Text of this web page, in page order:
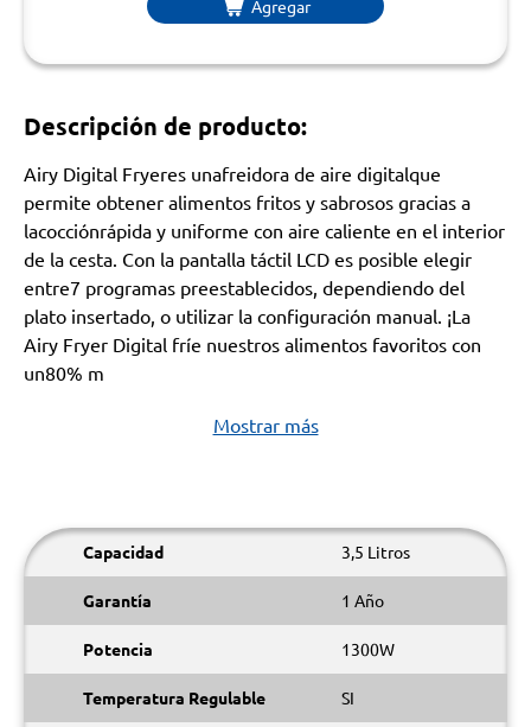
Agregar
Descripción de producto:
Airy Digital Fryeres unafreidora de aire digitalque
permite obtener alimentos fritos y sabrosos gracias a
lacocciónrápida y uniforme con aire caliente en el interior
de la cesta. Con la pantalla táctil LCD es posible elegir
entre7 programas preestablecidos, dependiendo del
plato insertado, o utilizar la configuración manual. ¡La
Airy Fryer Digital fríe nuestros alimentos favoritos con
un80% m
Mostrar más
Capacidad 3,5 Litros
Garantía 1 Año
Potencia 1300W
Temperatura Regulable SI